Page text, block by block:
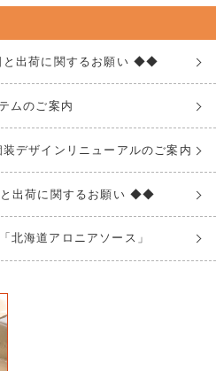
出荷に関するお願い ◆◆
ムのご案内
デザインリニューアルのご案内
出荷に関するお願い ◆◆
北海道アロニアソース」